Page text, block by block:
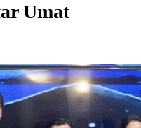
Umat